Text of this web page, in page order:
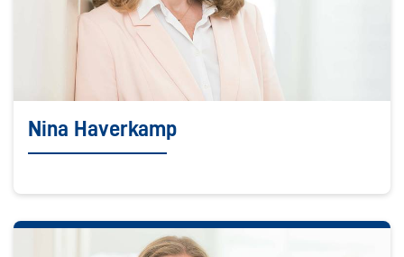
Nina Haverkamp